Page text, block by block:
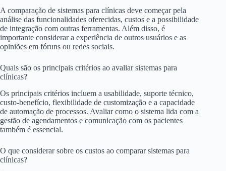
A comparação de sistemas para clínicas deve começar pela
análise das funcionalidades oferecidas, custos e a possibilidade
de integração com outras ferramentas. Além disso, é
importante considerar a experiência de outros usuários e as
opiniões em fóruns ou redes sociais.
Quais são os principais critérios ao avaliar sistemas para
clínicas?
Os principais critérios incluem a usabilidade, suporte técnico,
custo-benefício, flexibilidade de customização e a capacidade
de automação de processos. Avaliar como o sistema lida com a
gestão de agendamentos e comunicação com os pacientes
também é essencial.
O que considerar sobre os custos ao comparar sistemas para
clínicas?